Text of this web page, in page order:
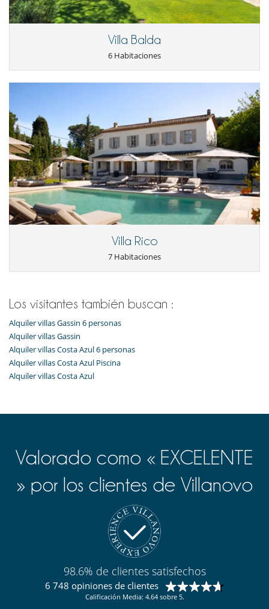
Sistema de seguridad para piscinas
Villa Balda
6 Habitaciones
Villa Rico
7 Habitaciones
Los visitantes también buscan :
Alquiler villas Gassin 6 personas
Alquiler villas Gassin
Alquiler villas Costa Azul 6 personas
Alquiler villas Costa Azul Piscina
Alquiler villas Costa Azul
Valorado como « EXCELENTE
» por los clientes de Villanovo
98.6% de clientes satisfechos
6 748 opiniones de clientes
Calificación Media: 4.64 sobre 5.